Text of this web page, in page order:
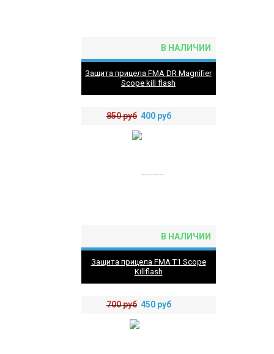
В НАЛИЧИИ
Защита прицела FMA DR Magnifier
Scope kill flash
850руб 400 руб
В НАЛИЧИИ
Защита прицела FMA T1 Scope
Killflash
700руб 450 руб